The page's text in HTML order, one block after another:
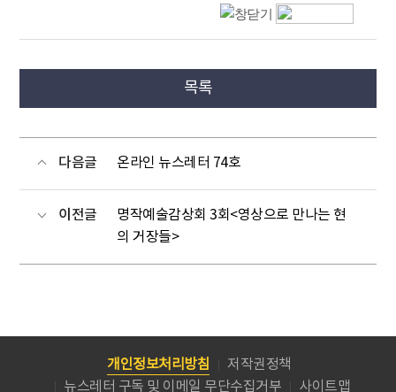
목록
다음글 온라인 뉴스레터 74호
이전글
명작예술감상회 3회<영상으로 만나는 현
의 거장들>
개인정보처리방침
저작권정책
뉴스레터 구독 및 이메일 무단수집거부
사이트맵